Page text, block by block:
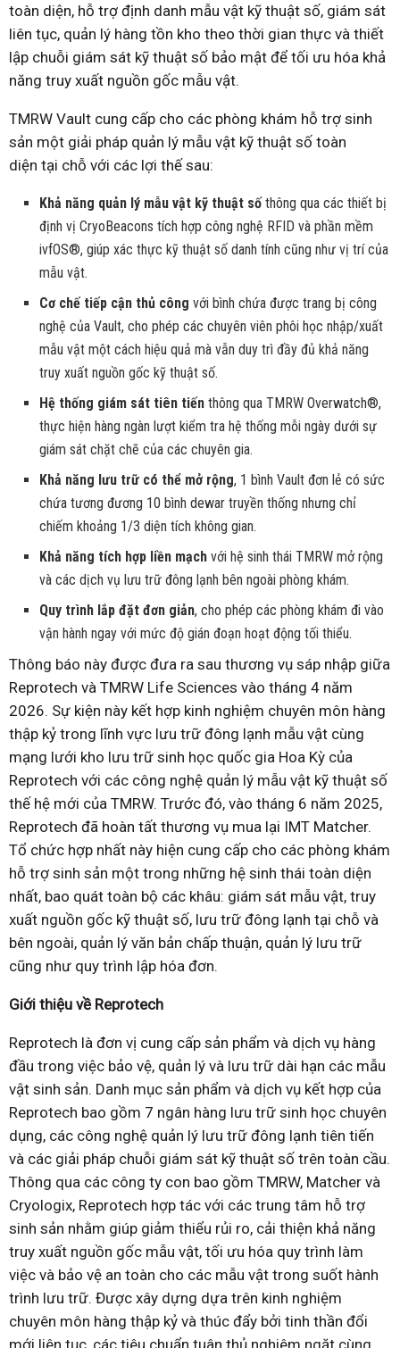
toàn diện, hỗ trợ định danh mẫu vật kỹ thuật số, giám sát
liên tục, quản lý hàng tồn kho theo thời gian thực và thiết
lập chuỗi giám sát kỹ thuật số bảo mật để tối ưu hóa khả
năng truy xuất nguồn gốc mẫu vật.
TMRW Vault cung cấp cho các phòng khám hỗ trợ sinh
sản một giải pháp quản lý mẫu vật kỹ thuật số toàn
diện tại chỗ với các lợi thế sau:
Khả năng quản lý mẫu vật kỹ thuật số thông qua các thiết bị
định vị CryoBeacons tích hợp công nghệ RFID và phần mềm
ivfOS®, giúp xác thực kỹ thuật số danh tính cũng như vị trí của
mẫu vật.
Cơ chế tiếp cận thủ công với bình chứa được trang bị công
nghệ của Vault, cho phép các chuyên viên phôi học nhập/xuất
mẫu vật một cách hiệu quả mà vẫn duy trì đầy đủ khả năng
truy xuất nguồn gốc kỹ thuật số.
Hệ thống giám sát tiên tiến thông qua TMRW Overwatch®,
thực hiện hàng ngàn lượt kiểm tra hệ thống mỗi ngày dưới sự
giám sát chặt chẽ của các chuyên gia.
Khả năng lưu trữ có thể mở rộng, 1 bình Vault đơn lẻ có sức
chứa tương đương 10 bình dewar truyền thống nhưng chỉ
chiếm khoảng 1/3 diện tích không gian.
Khả năng tích hợp liền mạch với hệ sinh thái TMRW mở rộng
và các dịch vụ lưu trữ đông lạnh bên ngoài phòng khám.
Quy trình lắp đặt đơn giản, cho phép các phòng khám đi vào
vận hành ngay với mức độ gián đoạn hoạt động tối thiểu.
Thông báo này được đưa ra sau thương vụ sáp nhập giữa
Reprotech và TMRW Life Sciences vào tháng 4 năm
2026. Sự kiện này kết hợp kinh nghiệm chuyên môn hàng
thập kỷ trong lĩnh vực lưu trữ đông lạnh mẫu vật cùng
mạng lưới kho lưu trữ sinh học quốc gia Hoa Kỳ của
Reprotech với các công nghệ quản lý mẫu vật kỹ thuật số
thế hệ mới của TMRW. Trước đó, vào tháng 6 năm 2025,
Reprotech đã hoàn tất thương vụ mua lại IMT Matcher.
Tổ chức hợp nhất này hiện cung cấp cho các phòng khám
hỗ trợ sinh sản một trong những hệ sinh thái toàn diện
nhất, bao quát toàn bộ các khâu: giám sát mẫu vật, truy
xuất nguồn gốc kỹ thuật số, lưu trữ đông lạnh tại chỗ và
bên ngoài, quản lý văn bản chấp thuận, quản lý lưu trữ
cũng như quy trình lập hóa đơn.
Giới thiệu về Reprotech
Reprotech là đơn vị cung cấp sản phẩm và dịch vụ hàng
đầu trong việc bảo vệ, quản lý và lưu trữ dài hạn các mẫu
vật sinh sản. Danh mục sản phẩm và dịch vụ kết hợp của
Reprotech bao gồm 7 ngân hàng lưu trữ sinh học chuyên
dụng, các công nghệ quản lý lưu trữ đông lạnh tiên tiến
và các giải pháp chuỗi giám sát kỹ thuật số trên toàn cầu.
Thông qua các công ty con bao gồm TMRW, Matcher và
Cryologix, Reprotech hợp tác với các trung tâm hỗ trợ
sinh sản nhằm giúp giảm thiểu rủi ro, cải thiện khả năng
truy xuất nguồn gốc mẫu vật, tối ưu hóa quy trình làm
việc và bảo vệ an toàn cho các mẫu vật trong suốt hành
trình lưu trữ. Được xây dựng dựa trên kinh nghiệm
chuyên môn hàng thập kỷ và thúc đẩy bởi tinh thần đổi